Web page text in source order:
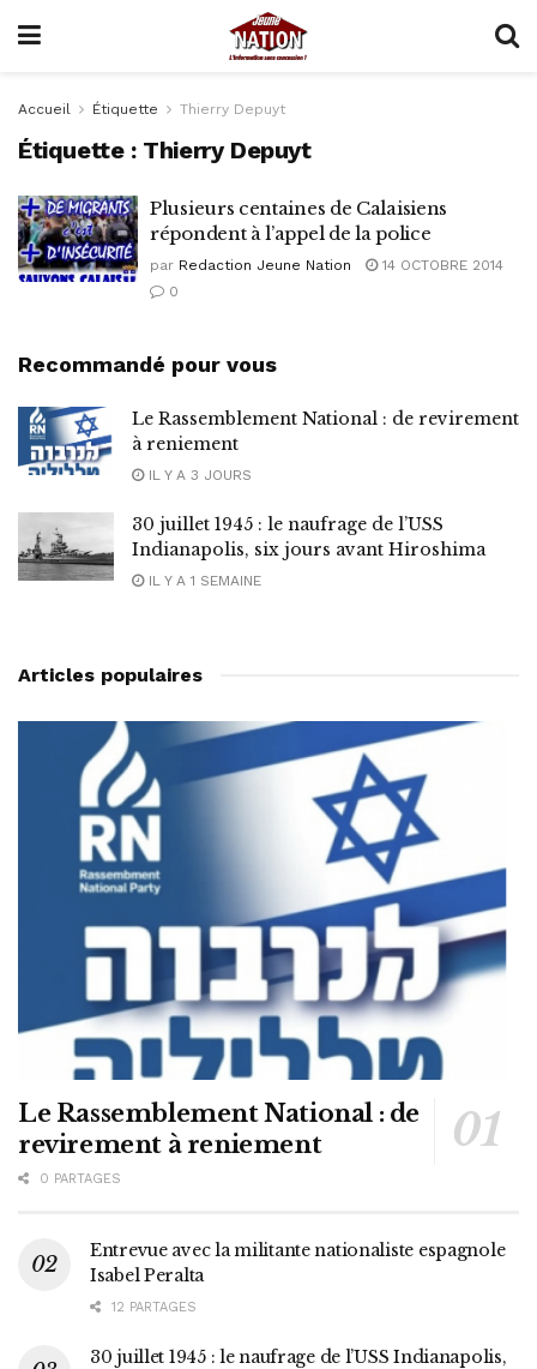
Accueil Étiquette Thierry Depuyt
Étiquette : Thierry Depuyt
Plusieurs centaines de Calaisiens
répondent à l’appel de la police
par Redaction Jeune Nation
14 OCTOBRE 2014
0
Recommandé pour vous
Le Rassemblement National : de revirement
à reniement
IL Y A 3 JOURS
30 juillet 1945 : le naufrage de l’USS
Indianapolis, six jours avant Hiroshima
IL Y A 1 SEMAINE
Articles populaires
Le Rassemblement National : de
revirement à reniement
0 PARTAGES
Entrevue avec la militante nationaliste espagnole
Isabel Peralta
12 PARTAGES
30 juillet 1945 : le naufrage de l’USS Indianapolis,